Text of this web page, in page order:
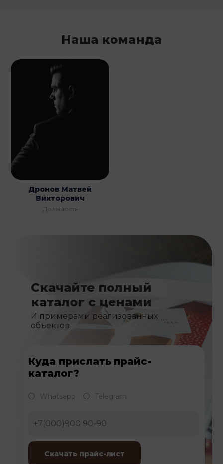
Наша команда
Дронов Матвей
Викторович
Должность
Скачайте полный
каталог с ценами
И примерами реализованных
объектов
Куда прислать прайс-
каталог?
Whatsapp Telegram